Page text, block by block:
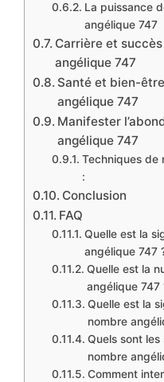
La puissance
angélique 747
Carrière et
angélique 747
Santé et bien-
angélique 747
Manifester
angélique 747
Techniques de
:
Conclusion
FAQ
Quelle est la
angélique 747
Quelle est la
angélique 747
Quelle est la
nombre
Quels sont
nombre
Comment